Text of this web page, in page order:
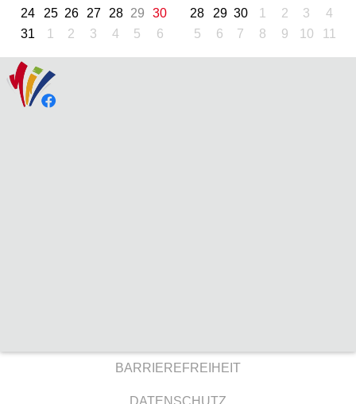
24
25 26 27 28 29
30
31
1 2 3 4 5 6
28
29 30 1 2 3
4
5
6 7 8 9 10 11
BARRIEREFREIHEIT
DATENSCHUTZ